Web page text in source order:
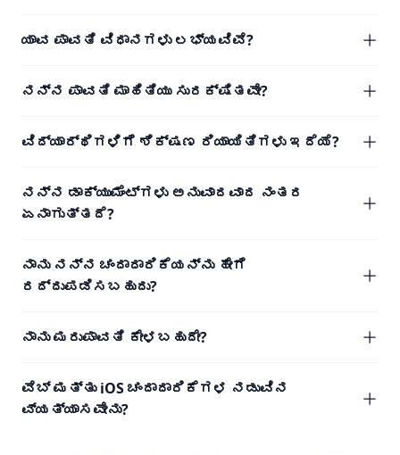
ಯಾವ ಪಾವತಿ ವಿಧಾನಗಳು ಲಭ್ಯವಿವೆ?
ನನ್ನ ಪಾವತಿ ಮಾಹಿತಿಯು ಸುರಕ್ಷಿತವೇ?
ವಿದ್ಯಾರ್ಥಿಗಳಿಗೆ ಶಿಕ್ಷಣ ರಿಯಾಯಿತಿಗಳು ಇದೆಯೆ?
ನನ್ನ ಡಾಕ್ಯುಮೆಂಟ್‌ಗಳು ಅನುವಾದವಾದ ನಂತರ
ಏನಾಗುತ್ತದೆ?
ನಾನು ನನ್ನ ಚಂದಾದಾರಿಕೆಯನ್ನು ಹೇಗೆ
ರದ್ದುಪಡಿಸಬಹುದು?
ನಾನು ಮರುಪಾವತಿ ಕೇಳಬಹುದೇ?
ವೆಬ್ ಮತ್ತು iOS ಚಂದಾದಾರಿಕೆಗಳ ನಡುವಿನ
ವ್ಯತ್ಯಾಸವೇನು?